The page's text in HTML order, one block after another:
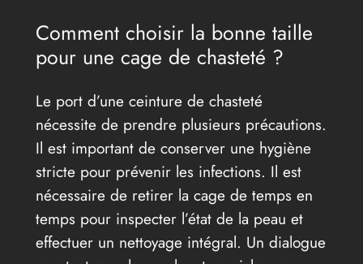
Comment choisir la bonne taille
pour une cage de chasteté ?
Le port d’une ceinture de chasteté
nécessite de prendre plusieurs précautions.
Il est important de conserver une hygiène
stricte pour prévenir les infections. Il est
nécessaire de retirer la cage de temps en
temps pour inspecter l’état de la peau et
effectuer un nettoyage intégral. Un dialogue